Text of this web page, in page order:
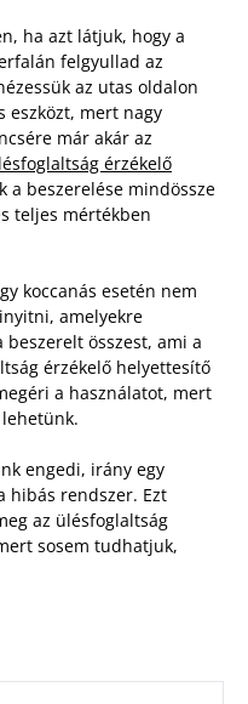
ha azt látjuk, hogy a
felgyullad az
az utas oldalon
eszközt, mert nagy
már akár az
érzékelő
a beszerelése mindössze
teljes mértékben
koccanás esetén nem
amelyekre
összest, ami a
érzékelő helyettesítő
a használatot, mert
engedi, irány egy
hibás rendszer. Ezt
az ülésfoglaltság
sosem tudhatjuk,